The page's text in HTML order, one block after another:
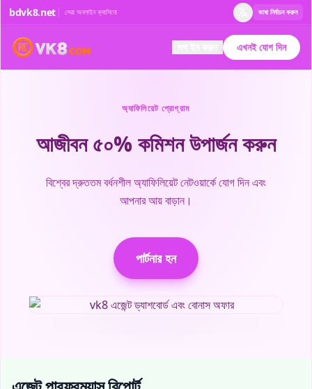
bdvk8.net সেরা অনলাইন ক্যাসিনো ভাষা নির্বাচন করুন
এখনই যোগ দিন
অ্যাফিলিয়েট প্রোগ্রাম
আজীবন ৫০% কমিশন উপার্জন করুন
বিশ্বের দ্রুততম বর্ধনশীল অ্যাফিলিয়েট নেটওয়ার্কে যোগ দিন এবং
আপনার আয় বাড়ান।
পার্টনার হন